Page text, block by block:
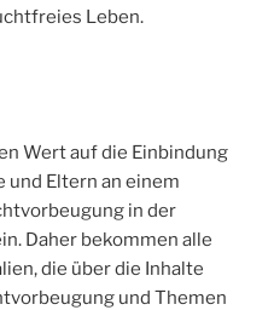
Leben.
Wert auf die Einbindung
und Eltern an einem
in der
Daher bekommen alle
die über die Inhalte
und Themen